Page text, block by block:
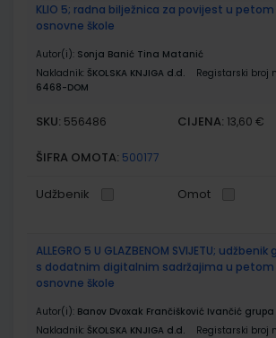
KLIO 5; radna bilježnica za povijest u
osnovne škole
Autor(i): Sonja Banić Tina Matanić
Nakladnik: ŠKOLSKA KNJIGA d.d.
Registarski broj
6468-DOM
SKU: 556486 CIJENA: 13,60 €
ŠIFRA OMOTA: 500177
Udžbenik Omot
ALLEGRO 5 U GLAZBENOM SVIJETU;
s dodatnim digitalnim sadržajima u petom
osnovne škole
Autor(i): Banov Dvoxak Frančišković Ivančić
Nakladnik: ŠKOLSKA KNJIGA d.d. Registarski broj